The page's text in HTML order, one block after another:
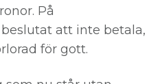
På
att inte betala,
för gott.